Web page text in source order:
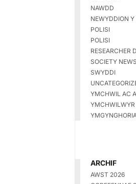
NAWDD
NEWYDDION
POLISI
POLISI
RESEARCHER
SOCIETY NEWS
SWYDDI
YMCHWIL AC
YMCHWILWYR
ARCHIF
AWST 2026